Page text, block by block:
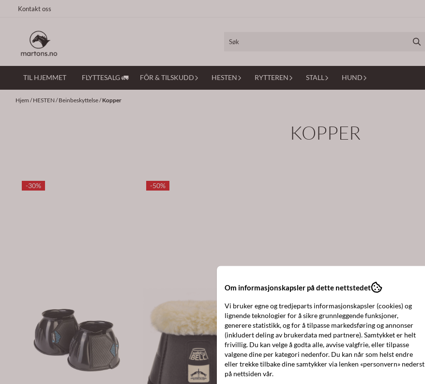
Hopp til innhold
Kontakt oss
TIL HJEMMET FLYTTESALG 🚛 FÔR & TILSKUDD HESTEN RYTTEREN STALL HUND
Hjem /HESTEN /Beinbeskyttelse/Kopper
KOPPER
-30% -50%
Om informasjonskapsler på dette nettstedet
Vi bruker egne og tredjeparts informasjonskapsler (cookies) og
lignende teknologier for å sikre grunnleggende funksjoner,
generere statistikk, og for å tilpasse markedsføring og annonser
(inkludert deling av brukerdata med partnere). Samtykket er helt
frivillig. Du kan velge å godta alle, avvise valgfrie, eller tilpasse
valgene dine per kategori nedenfor. Du kan når som helst endre
eller trekke tilbake dine samtykker via lenken «personvern» nederst
på nettsiden vår.